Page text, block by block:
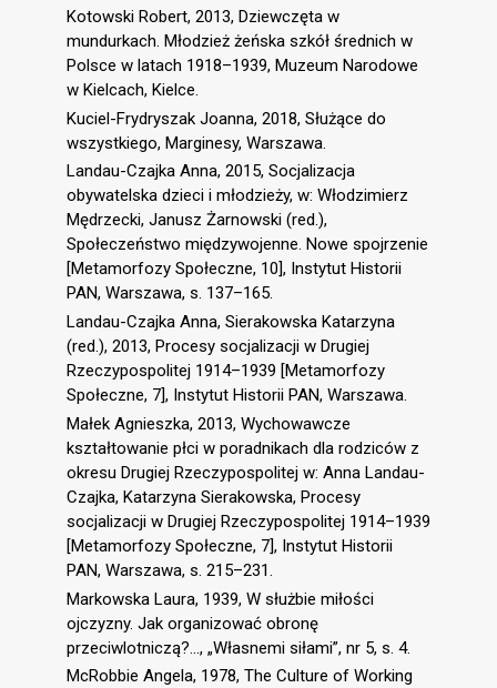
Kotowski Robert, 2013, Dziewczęta w
mundurkach. Młodzież żeńska szkół średnich w
Polsce w latach 1918–1939, Muzeum Narodowe
w Kielcach, Kielce.
Kuciel-Frydryszak Joanna, 2018, Służące do
wszystkiego, Marginesy, Warszawa.
Landau-Czajka Anna, 2015, Socjalizacja
obywatelska dzieci i młodzieży, w: Włodzimierz
Mędrzecki, Janusz Żarnowski (red.),
Społeczeństwo międzywojenne. Nowe spojrzenie
[Metamorfozy Społeczne, 10], Instytut Historii
PAN, Warszawa, s. 137–165.
Landau-Czajka Anna, Sierakowska Katarzyna
(red.), 2013, Procesy socjalizacji w Drugiej
Rzeczypospolitej 1914–1939 [Metamorfozy
Społeczne, 7], Instytut Historii PAN, Warszawa.
Małek Agnieszka, 2013, Wychowawcze
kształtowanie płci w poradnikach dla rodziców z
okresu Drugiej Rzeczypospolitej w: Anna Landau-
Czajka, Katarzyna Sierakowska, Procesy
socjalizacji w Drugiej Rzeczypospolitej 1914–1939
[Metamorfozy Społeczne, 7], Instytut Historii
PAN, Warszawa, s. 215–231.
Markowska Laura, 1939, W służbie miłości
ojczyzny. Jak organizować obronę
przeciwlotniczą?…, „Własnemi siłami”, nr 5, s. 4.
McRobbie Angela, 1978, The Culture of Working